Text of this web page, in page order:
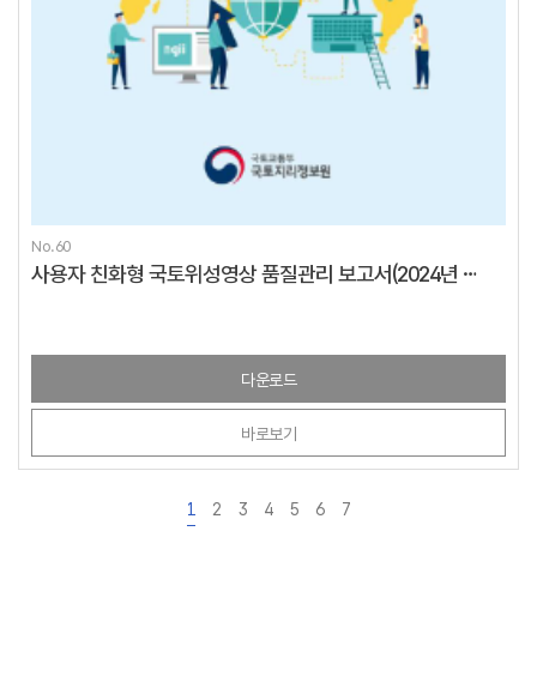
No.60
사용자 친화형 국토위성영상 품질관리 보고서(2024년 4분기)
다운로드
바로보기
1 2 3 4 5 6 7